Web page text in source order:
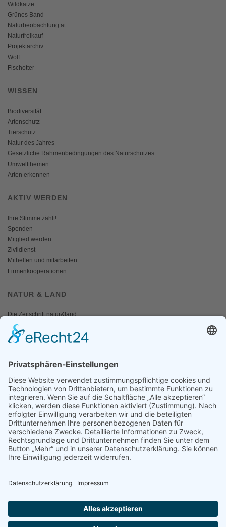
Wildkatze
Grünes Band
Naturbeobachtung.at
Naturfreikauf
Projektarchiv
Wolf
Fischotter
WISSEN
Biodiversität
Artenschutz
Tierschutz
Natur des Jahres
Gesetzliche Rahmenbedingungen des Naturschutzes
Umweltthemen
Arten erkennen
AKTIV WERDEN
Ihre Stimme zählt!
Spenden
Mitglied werden
Zivildienst
Mithelfen und mitarbeiten
Firmenkooperationen
NATUR & LAND
Die Zeitschrift natur&land
Archiv
Mediadaten
Fotos und Logos
Presseaussendungen
Presse
Presseinformationen abonnieren
ÜBER UNS
Naturschutzbund
Naturschutzjugend
Sponsoren & Partner